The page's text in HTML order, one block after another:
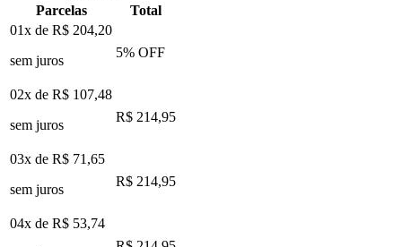
Parcelas
Total
01x de R$ 204,20
sem juros
5% OFF
02x de R$ 107,48
sem juros
R$ 214,95
03x de R$ 71,65
sem juros
R$ 214,95
04x de R$ 53,74